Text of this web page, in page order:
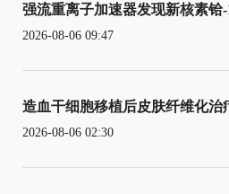
强流重离子加速器发现新核素铪-
2026-08-06 09:47
造血干细胞移植后皮肤纤维化治
2026-08-06 02:30